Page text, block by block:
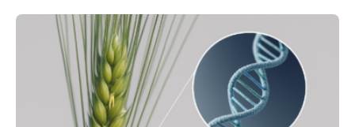
Instituts für Pflanzengenetik und
Kulturpflanzenforschung (IPK) zeigt, dass die heutige
Gerste aus verschiedenen Wildpopulationen im
sogenannten Fruchtbaren Halbmond hervorgegangen
ist. Sie besitzt also eine Art „Mosaik-Abstammung“. Die
Ergebnisse der Studie wurden heute in der